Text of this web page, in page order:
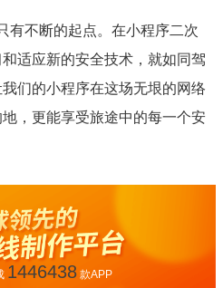
不断的起点。在小程序二次
适应新的安全技术，就如同驾
们的小程序在这场无垠的网络
，更能享受旅途中的每一个安
1446438款APP